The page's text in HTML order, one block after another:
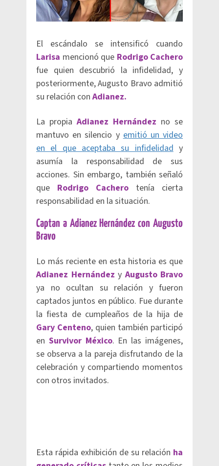
El escándalo se intensificó cuando
Larisa mencionó que Rodrigo Cachero
fue quien descubrió la infidelidad, y
posteriormente, Augusto Bravo admitió
su relación conAdianez.
La propiaAdianez Hernández no se
mantuvo en silencio y emitió un video
en el que aceptaba su infidelidad y
asumía la responsabilidad de sus
acciones. Sin embargo, también señaló
que Rodrigo Cachero tenía cierta
responsabilidad en la situación.
Captan a Adianez Hernández con Augusto
Bravo
Lo más reciente en esta historia es que
Adianez Hernández yAugusto Bravo
ya no ocultan su relación y fueron
captados juntos en público. Fue durante
la fiesta de cumpleaños de la hija de
Gary Centeno, quien también participó
en Survivor México. En las imágenes,
se observa a la pareja disfrutando de la
celebración y compartiendo momentos
con otros invitados.
Esta rápida exhibición de su relación ha